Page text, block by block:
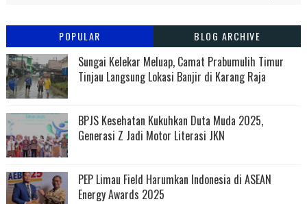
POPULAR BLOG ARCHIVE
Sungai Kelekar Meluap, Camat Prabumulih Timur
Tinjau Langsung Lokasi Banjir di Karang Raja
BPJS Kesehatan Kukuhkan Duta Muda 2025,
Generasi Z Jadi Motor Literasi JKN
PEP Limau Field Harumkan Indonesia di ASEAN
Energy Awards 2025